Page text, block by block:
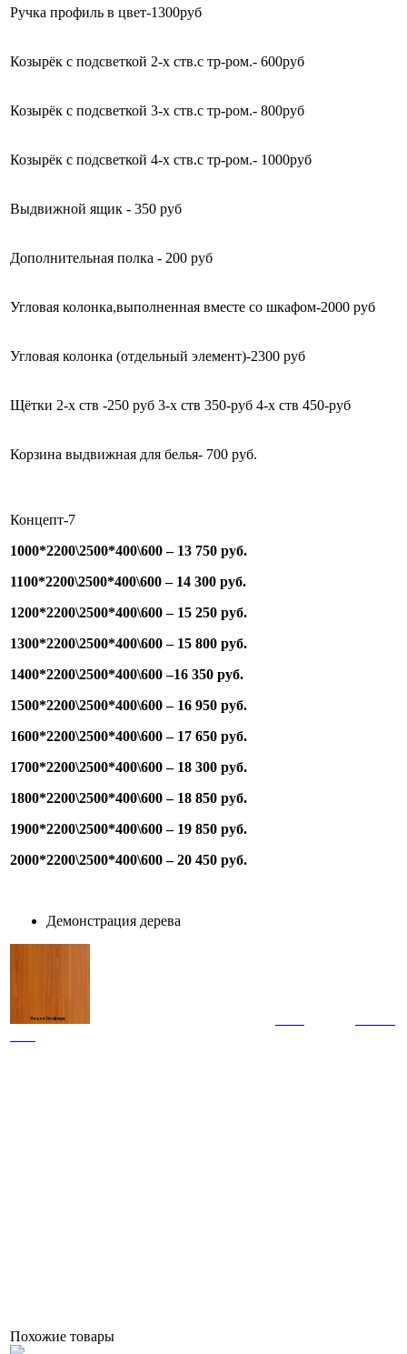
Ручка профиль в цвет-1300руб
Козырёк с подсветкой 2-х ств.с тр-ром.- 600руб
Козырёк с подсветкой 3-х ств.с тр-ром.- 800руб
Козырёк с подсветкой 4-х ств.с тр-ром.- 1000руб
Выдвижной ящик - 350 руб
Дополнительная полка - 200 руб
Угловая колонка,выполненная вместе со шкафом-2000 руб
Угловая колонка (отдельный элемент)-2300 руб
Щётки 2-х ств -250 руб 3-х ств 350-руб 4-х ств 450-руб
Корзина выдвижная для белья- 700 руб.
Концепт-7
1000*2200\2500*400\600 – 13 750 руб.
1100*2200\2500*400\600 – 14 300 руб.
1200*2200\2500*400\600 – 15 250 руб.
1300*2200\2500*400\600 – 15 800 руб.
1400*2200\2500*400\600 –16 350 руб.
1500*2200\2500*400\600 – 16 950 руб.
1600*2200\2500*400\600 – 17 650 руб.
1700*2200\2500*400\600 – 18 300 руб.
1800*2200\2500*400\600 – 18 850 руб.
1900*2200\2500*400\600 – 19 850 руб.
2000*2200\2500*400\600 – 20 450 руб.
Демонстрация дерева
Похожие товары